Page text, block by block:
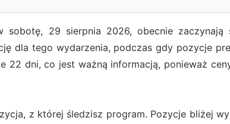
29 sierpnia 2026, obecnie zaczynają
dla tego wydarzenia, podczas gdy pozycje
22 dni, co jest ważną informacją, ponieważ
z której śledzisz program. Pozycje bliżej